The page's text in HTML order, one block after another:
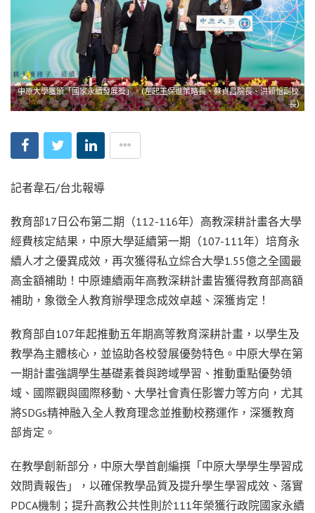
中原大學獲頒「國家永續發展獎」。(左起王保進策略長、蘇貞昌院長、洪穎怡副校
長)
記者韋石/台北報導
教育部17日公布第二期（112-116年）高教深耕計畫各大學
經費核定結果，中原大學延續第一期（107-111年）培育永
續人才之優異成效，再次獲得私立綜合大學1.55億之全國最
高金額補助！中原連續兩年高教深耕計畫皆獲得教育部高額
補助，象徵全人教育辦學理念成效卓越、深獲肯定！
教育部自107年起推動五年期高等教育深耕計畫，以學生及
教學為主體核心，並協助各校發展優勢特色。中原大學在第
一期計畫強調學生基礎素養與跨域學習、推動重點優勢領
域、國際觀與國際移動、大學社會責任影響力等方向，尤其
將SDGs精神融入全人教育理念並推動校務運作，深獲教育
部肯定。
在教學創新部分，中原大學首創編撰「中原大學學生學習成
效問責報告」，以確保教學品質及提升學生學習成效、落實
PDCA機制；提升高教公共性則於111年榮獲行政院國家永續